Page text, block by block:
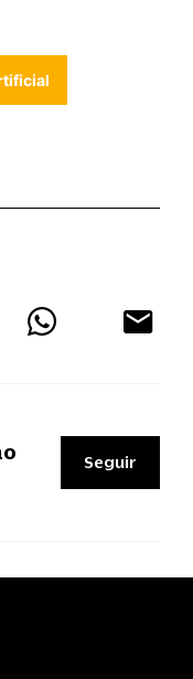
Seguir